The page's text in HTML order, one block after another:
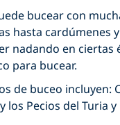
bucear con
hasta cardúmenes
nadando en ciertas
para bucear.
de buceo incluyen:
los Pecios del Turia